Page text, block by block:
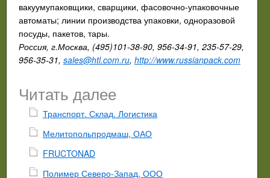
вакуумупаковщики, сварщики, фасовочно-упаковочные
автоматы; линии производства упаковки, одноразовой
посуды, пакетов, тары.
Россия, г.Москва, (495)101-38-90, 956-34-91, 235-57-29,
956-35-31, sales@htl.com.ru, http://www.russianpack.com
Читать далее
Транспорт. Склад. Логистика
Мелитопольпродмаш, ОАО
FRUCTONAD
Полимер Северо-Запад, ООО